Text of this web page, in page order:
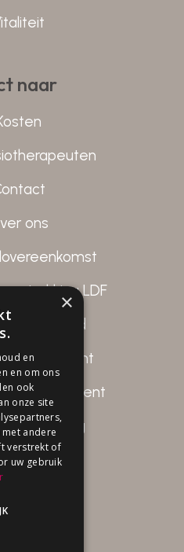
naar
ons
LDF
Fysio Attent
Fysio Attent
verwerking
16.30 uur
×
en
en om ons
ook
onze site
andere
verstrekt of
uw gebruik